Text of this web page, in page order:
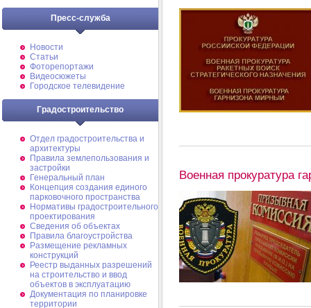
Пресс-служба
Новости
Статьи
Фоторепортажи
Видеосюжеты
Городское телевидение
Градостроительство
Отдел градостроительства и
архитектуры
Правила землепользования и
застройки
Генеральный план
Концепция создания единого
парковочного пространства
Нормативы градостроительного
проектирования
Сведения об объектах
Правила благоустройства
Размещение рекламных
конструкций
Реестр выданных разрешений
на строительство и ввод
объектов в эксплуатацию
Документация по планировке
территории
Военная прокуратура